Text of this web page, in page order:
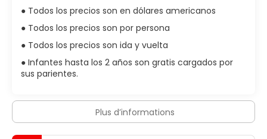
● Todos los precios son en dólares americanos
● Todos los precios son por persona
● Todos los precios son ida y vuelta
● Infantes hasta los 2 años son gratis cargados por
sus parientes.
Plus d’informations